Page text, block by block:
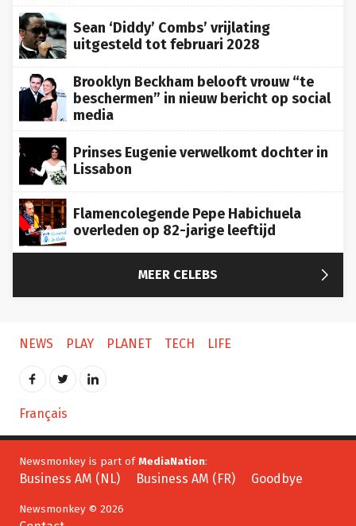
Sean ‘Diddy’ Combs’ vrijlating
uitgesteld tot februari 2028
Brooklyn Beckham belooft vrouw “te
beschermen” in nieuw bericht op social
media
Prinses Eugenie verwelkomt dochter in
Lissabon
Flamencolegende Pepe Habichuela
overleden op 82-jarige leeftijd
MEER CELEBS 
NEWS PLAY PLANET TECH LIFE
Français
Newsmonkey is part ofMediaNation:
Business AM (NL) Business AM (FR) Goodbye
Newsmonkey © 2026